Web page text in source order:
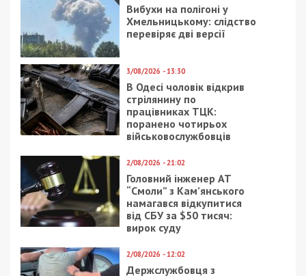
Читайте також
Предыдущая статья:
На Дніпропетровщині суддя отримав
хабар за виправдувальний вирок
На Дніпропетровщині працівник
Укрзалізниці за завданнями спецслужб РФ
вчиняв диверсії
ГРОШІ